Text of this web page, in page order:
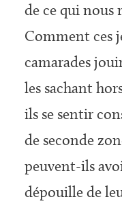
de ce qui nous
Comment ces
camarades
les sachant
ils se sentir
de seconde
peuvent-ils
dépouille de